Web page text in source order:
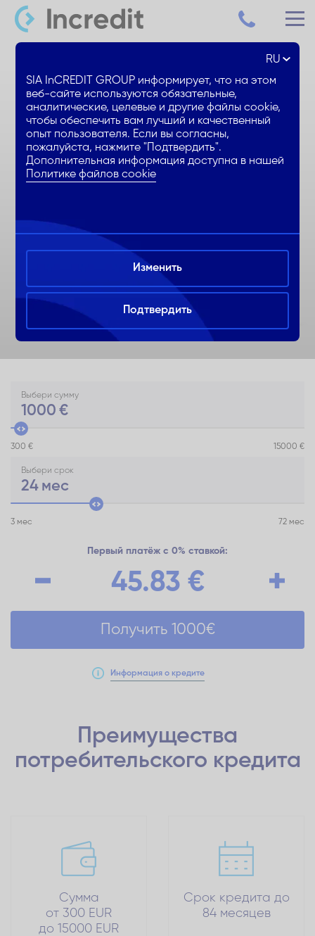
Потребительский кредит до 15000€
Сниженная % ставка
1. месяц БЕЗ ежемесячных %
Удобное оформление онлайн
Выбери сумму
1000 €
300 € 15000 €
Выбери срок
24 мес
3 мес 72 мес
Первый платёж с 0% ставкой:
45.83 €
Получить 1000€
Информация о кредите
Преимущества
потребительского кредита
Сумма
от 300 EUR
до 15000 EUR
Срок кредита до
84 месяцев
RU
SIA InCREDIT GROUP информирует, что на этом
веб-сайте используются обязательные,
аналитические, целевые и другие файлы cookie,
чтобы обеспечить вам лучший и качественный
опыт пользователя. Если вы согласны,
пожалуйста, нажмите "Подтвердить".
Дополнительная информация доступна в нашей
Политике файлов cookie
Изменить
Подтвердить